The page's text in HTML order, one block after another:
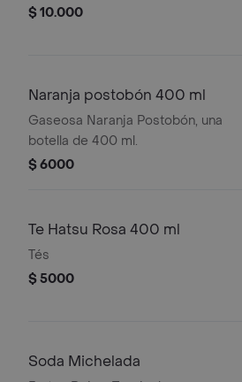
$ 10.000
Naranja postobón 400 ml
Gaseosa Naranja Postobón, una
botella de 400 ml.
$ 6000
Te Hatsu Rosa 400 ml
Tés
$ 5000
Soda Michelada